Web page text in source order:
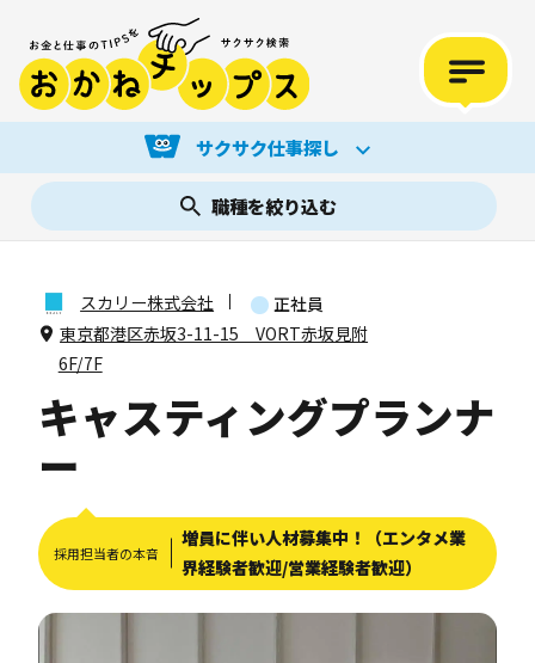
サクサク仕事探し
職種を絞り込む
スカリー株式会社
正社員
東京都港区赤坂3-11-15 VORT赤坂見附
6F/7F
キャスティングプランナ
ー
採用担当者の本音
増員に伴い人材募集中！（エンタメ業
界経験者歓迎/営業経験者歓迎）